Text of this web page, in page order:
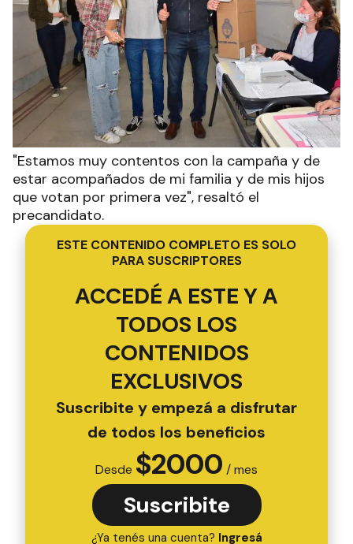
"Estamos muy contentos con la campaña y de
estar acompañados de mi familia y de mis hijos
que votan por primera vez", resaltó el
precandidato.
ESTE CONTENIDO COMPLETO ES SOLO
PARA SUSCRIPTORES
ACCEDÉ A ESTE Y A
TODOS LOS
CONTENIDOS
EXCLUSIVOS
Suscribite y empezá a disfrutar
de todos los beneficios
Desde $2000 / mes
Suscribite
¿Ya tenés una cuenta? Ingresá